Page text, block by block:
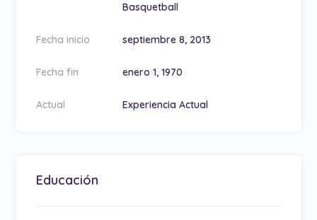
Basquetball
Fecha inicio septiembre 8, 2013
Fecha fin enero 1, 1970
Actual Experiencia Actual
Educación